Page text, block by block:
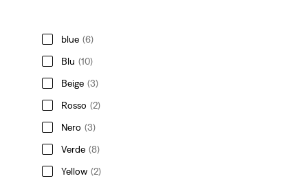
blue (6)
Blu (10)
Beige (3)
Rosso (2)
Nero (3)
Verde (8)
Yellow (2)